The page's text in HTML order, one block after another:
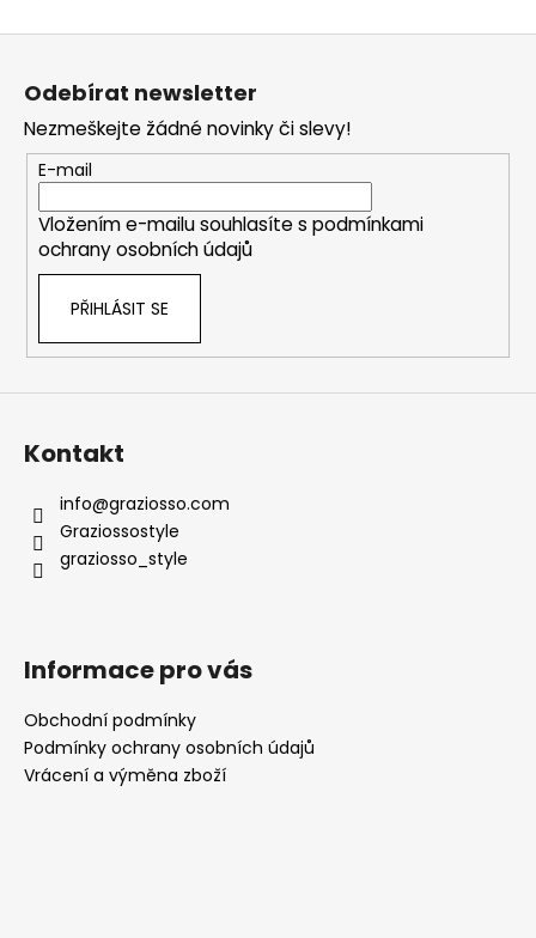
Z
Odebírat newsletter
Nezmeškejte žádné novinky či slevy!
E-mail
Vložením e-mailu souhlasíte s podmínkami
ochrany osobních údajů
PŘIHLÁSIT SE
Kontakt
info@graziosso.com
Graziossostyle
graziosso_style
Informace pro vás
Obchodní podmínky
Podmínky ochrany osobních údajů
Vrácení a výměna zboží